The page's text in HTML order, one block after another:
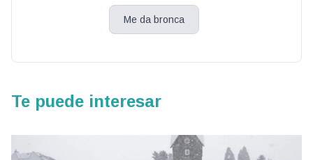
Me da bronca
Te puede interesar